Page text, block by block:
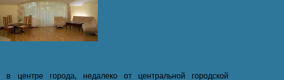
центре города, недалеко от центральной городской